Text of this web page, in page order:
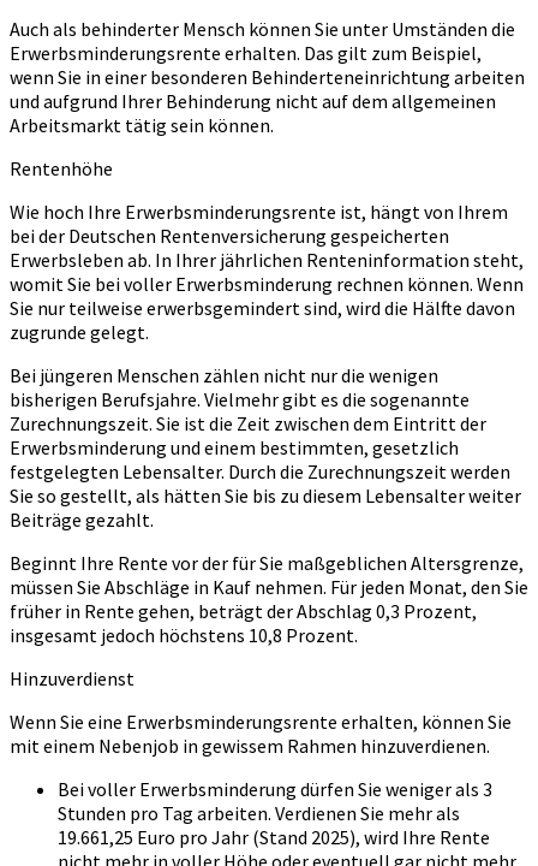
Auch als behinderter Mensch können Sie unter Umständen die
Erwerbsminderungsrente erhalten. Das gilt zum Beispiel,
wenn Sie in einer besonderen Behinderteneinrichtung arbeiten
und aufgrund Ihrer Behinderung nicht auf dem allgemeinen
Arbeitsmarkt tätig sein können.
Rentenhöhe
Wie hoch Ihre Erwerbsminderungsrente ist, hängt von Ihrem
bei der Deutschen Rentenversicherung gespeicherten
Erwerbsleben ab. In Ihrer jährlichen Renteninformation steht,
womit Sie bei voller Erwerbsminderung rechnen können. Wenn
Sie nur teilweise erwerbsgemindert sind, wird die Hälfte davon
zugrunde gelegt.
Bei jüngeren Menschen zählen nicht nur die wenigen
bisherigen Berufsjahre. Vielmehr gibt es die sogenannte
Zurechnungszeit. Sie ist die Zeit zwischen dem Eintritt der
Erwerbsminderung und einem bestimmten, gesetzlich
festgelegten Lebensalter. Durch die Zurechnungszeit werden
Sie so gestellt, als hätten Sie bis zu diesem Lebensalter weiter
Beiträge gezahlt.
Beginnt Ihre Rente vor der für Sie maßgeblichen Altersgrenze,
müssen Sie Abschläge in Kauf nehmen. Für jeden Monat, den Sie
früher in Rente gehen, beträgt der Abschlag 0,3 Prozent,
insgesamt jedoch höchstens 10,8 Prozent.
Hinzuverdienst
Wenn Sie eine Erwerbsminderungsrente erhalten, können Sie
mit einem Nebenjob in gewissem Rahmen hinzuverdienen.
Bei voller Erwerbsminderung dürfen Sie weniger als 3
Stunden pro Tag arbeiten. Verdienen Sie mehr als
19.661,25 Euro pro Jahr (Stand 2025), wird Ihre Rente